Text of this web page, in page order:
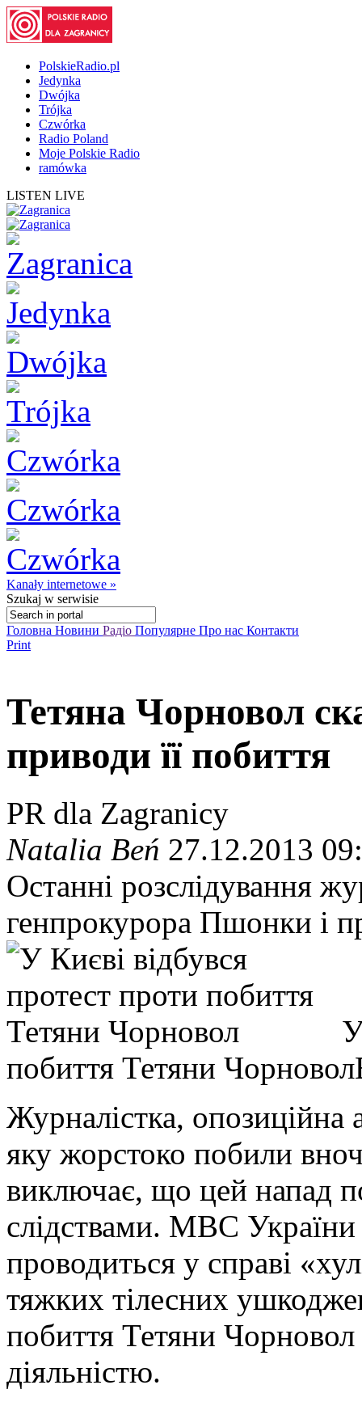
PolskieRadio.pl
Jedynka
Dwójka
Trójka
Czwórka
Radio Poland
Moje Polskie Radio
ramówka
LISTEN LIVE
Kanały internetowe »
Szukaj w serwisie
Головна Новини Радіо Популярне Про нас Контакти
Print
Тетяна Чорновол
приводи її побиття
PR dla Zagranicy
Natalia Beń 27.12.2013
Останні розслідування
генпрокурора Пшонки і
побиття Тетяни Чорновол
Журналістка, опозиційна
яку жорстоко побили
виключає, що цей напад
слідствами. МВС
проводиться у справі
тяжких тілесних
побиття Тетяни Чорновол
діяльністю.